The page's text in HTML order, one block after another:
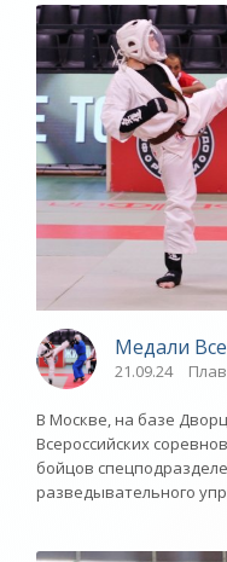
Медали
21.09.24
В Москве, на базе
Всероссийских
бойцов
разведывательного